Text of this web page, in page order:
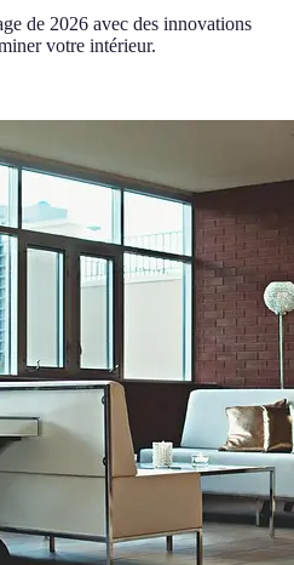
de 2026 avec des innovations
votre intérieur.